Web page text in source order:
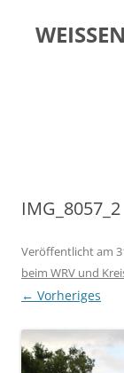
springen
IMG_8057_2
Veröffentlicht am
beim WRV und
← Vorheriges